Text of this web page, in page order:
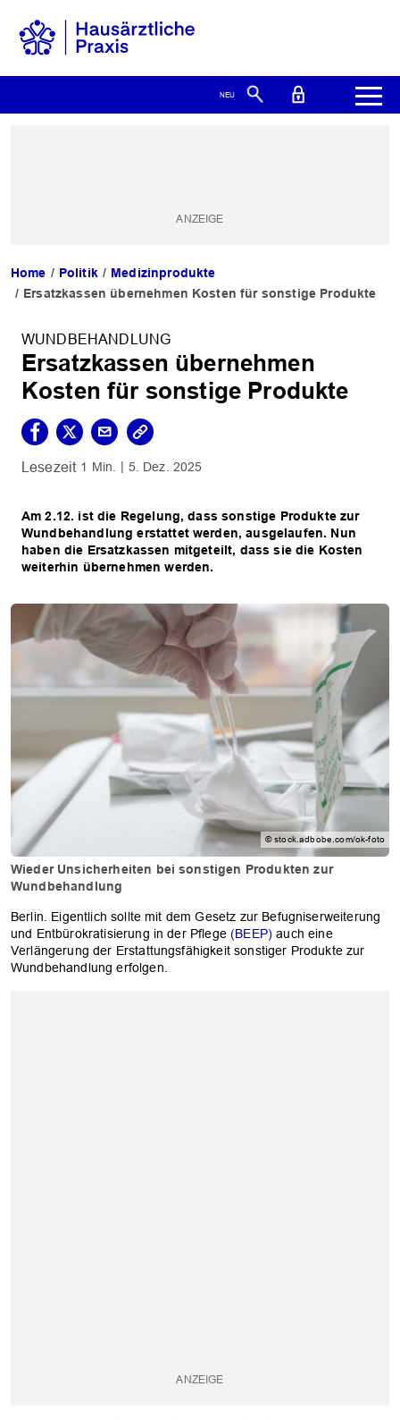
Home Politik
Medizinprodukte
Ersatzkassen übernehmen Kosten für sonstige Produkte
WUNDBEHANDLUNG
Ersatzkassen übernehmen
Kosten für sonstige Produkte
1 Min. 5. Dez. 2025
Am 2.12. ist die Regelung, dass sonstige Produkte zur
Wundbehandlung erstattet werden, ausgelaufen. Nun
haben die Ersatzkassen mitgeteilt, dass sie die Kosten
weiterhin übernehmen werden.
© stock.adbobe.com/ok-foto
Wieder Unsicherheiten bei sonstigen Produkten zur
Wundbehandlung
Berlin. Eigentlich sollte mit dem Gesetz zur Befugniserweiterung
und Entbürokratisierung in der Pflege(BEEP) auch eine
Verlängerung der Erstattungsfähigkeit sonstiger Produkte zur
Wundbehandlung erfolgen.